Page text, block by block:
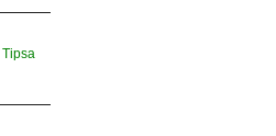
Tipsa